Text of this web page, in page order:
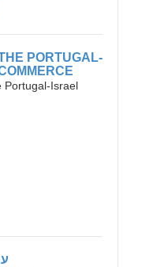
PORTUGAL-
Israel...